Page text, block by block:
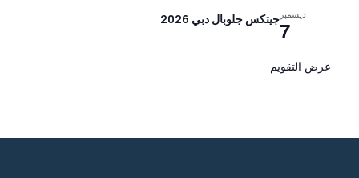
ديسمبر
7جيتكس جلوبال دبي 2026
عرض التقويم